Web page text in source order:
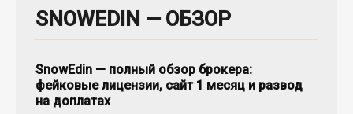
SNOWEDIN — ОБЗОР
SnowEdin — полный обзор брокера:
фейковые лицензии, сайт 1 месяц и развод
на доплатах